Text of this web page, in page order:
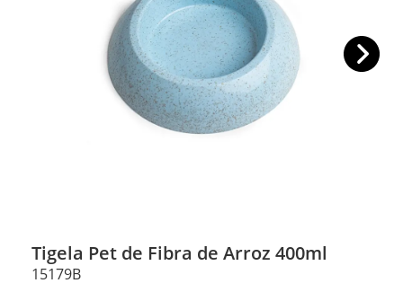
Tigela Pet de Fibra de Arroz 400ml
15179B